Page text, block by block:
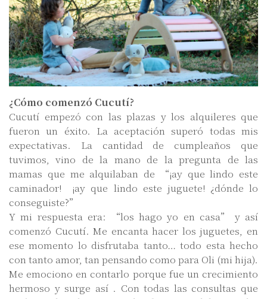
¿Cómo comenzó Cucutí?
Cucutí empezó con las plazas y los alquileres que
fueron un éxito. La aceptación superó todas mis
expectativas. La cantidad de cumpleaños que
tuvimos, vino de la mano de la pregunta de las
mamas que me alquilaban de “¡ay que lindo este
caminador! ¡ay que lindo este juguete! ¿dónde lo
conseguiste?”
Y mi respuesta era: “los hago yo en casa” y así
comenzó Cucutí. Me encanta hacer los juguetes, en
ese momento lo disfrutaba tanto… todo esta hecho
con tanto amor, tan pensando como para Oli (mi hija).
Me emociono en contarlo porque fue un crecimiento
hermoso y surge así . Con todas las consultas que